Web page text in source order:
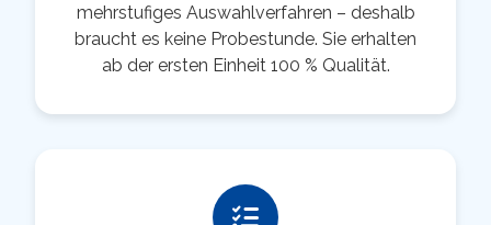
mehrstufiges Auswahlverfahren – deshalb
braucht es keine Probestunde. Sie erhalten
ab der ersten Einheit 100 % Qualität.